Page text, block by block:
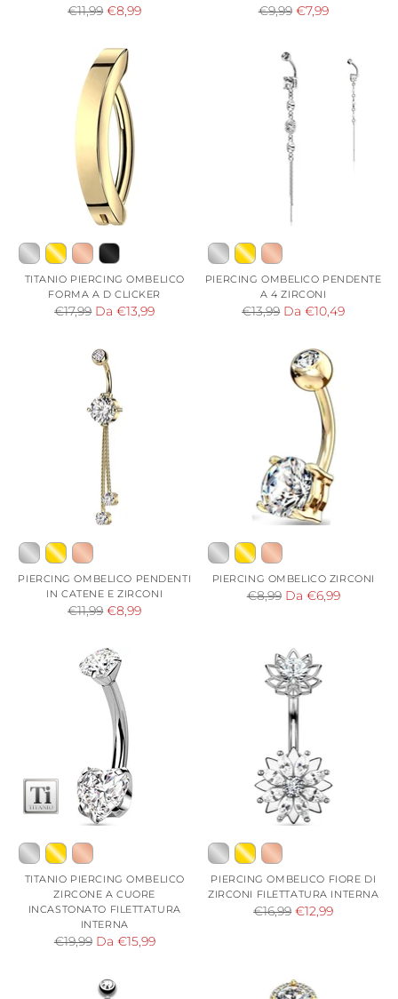
Prezzo
listino
€11,99 €8,99
Prezzo
€9,99 €7,99
TITANIO PIERCING OMBELICO
FORMA A D CLICKER
Prezzo
€17,99 Da €13,99
PIERCING OMBELICO PENDENTE
A 4 ZIRCONI
Prezzo
€13,99 Da €10,49
PIERCING OMBELICO PENDENTI
IN CATENE E ZIRCONI
Prezzo
listino
€11,99 €8,99
PIERCING OMBELICO ZIRCONI
Prezzo
€8,99 Da €6,99
TITANIO PIERCING OMBELICO
ZIRCONE A CUORE
INCASTONATO FILETTATURA
INTERNA
Prezzo
€19,99 Da €15,99
PIERCING OMBELICO FIORE DI
ZIRCONI FILETTATURA INTERNA
Prezzo
€16,99 €12,99